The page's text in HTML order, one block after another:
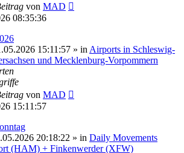
von MAD
08:35:36
15:11:57 » in Airports in Schleswig-
und Mecklenburg-Vorpommern
von MAD
15:11:57
20:18:22 » in Daily Movements
(HAM) + Finkenwerder (XFW)